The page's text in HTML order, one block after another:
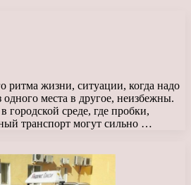
ритма жизни, ситуации, когда надо
одного места в другое, неизбежны.
городской среде, где пробки,
транспорт могут сильно …